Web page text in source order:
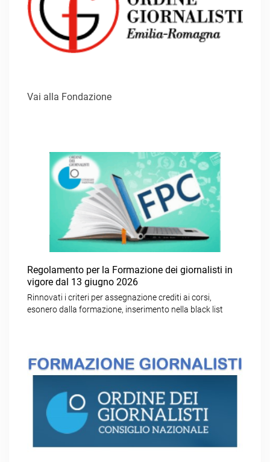
Vai alla Fondazione
Regolamento per la Formazione dei giornalisti in
vigore dal 13 giugno 2026
Rinnovati i criteri per assegnazione crediti ai corsi,
esonero dalla formazione, inserimento nella black list